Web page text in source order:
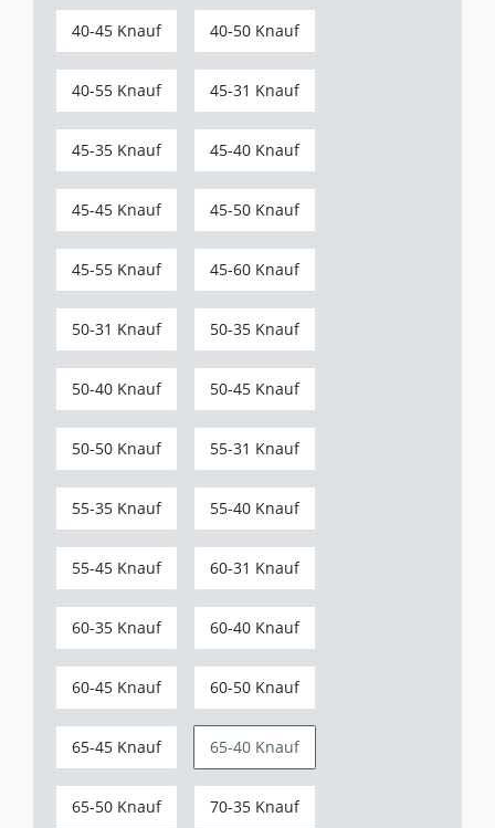
40-45 Knauf 40-50 Knauf
40-55 Knauf 45-31 Knauf
45-35 Knauf 45-40 Knauf
45-45 Knauf 45-50 Knauf
45-55 Knauf 45-60 Knauf
50-31 Knauf 50-35 Knauf
50-40 Knauf 50-45 Knauf
50-50 Knauf 55-31 Knauf
55-35 Knauf 55-40 Knauf
55-45 Knauf 60-31 Knauf
60-35 Knauf 60-40 Knauf
60-45 Knauf 60-50 Knauf
65-45 Knauf 65-40 Knauf
65-50 Knauf 70-35 Knauf